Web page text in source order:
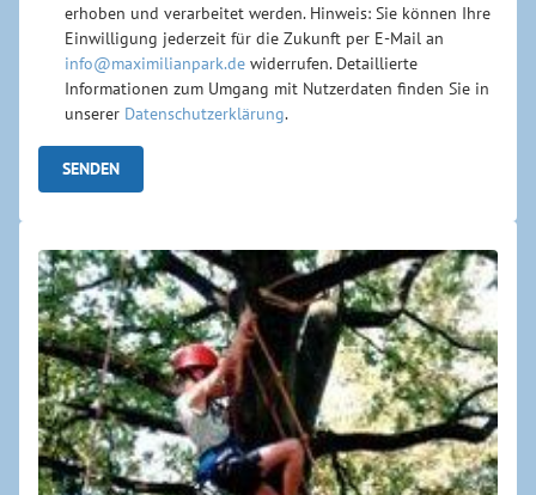
erhoben und verarbeitet werden. Hinweis: Sie können Ihre
Einwilligung jederzeit für die Zukunft per E-Mail an
info@maximilianpark.de widerrufen. Detaillierte
Informationen zum Umgang mit Nutzerdaten finden Sie in
unserer Datenschutzerklärung.